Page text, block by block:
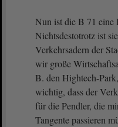
Nun ist die B 71 eine
Nichtsdestotrotz ist
Verkehrsadern der
wir große
B. den Hightech-
wichtig, dass der
für die Pendler, die
Tangente passieren